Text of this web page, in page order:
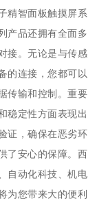
精智面板触摸屏系
产品还拥有全面多
接。无论是与传感
的连接，您都可以
传输和控制。重要
稳定性方面表现出
证，确保在恶劣环
了安心的保障。西
自动化科技、机电
为您带来大的便利